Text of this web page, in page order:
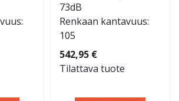
73dB
Renkaan kantavuus:
105
542,95 €
Tilattava tuote